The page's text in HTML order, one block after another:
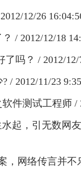
12/26
/ 2012/12/18
了吗？ / 2012/
/ 2012/11/23
件测试工程师 /
起，引无数网
，网络传言并不